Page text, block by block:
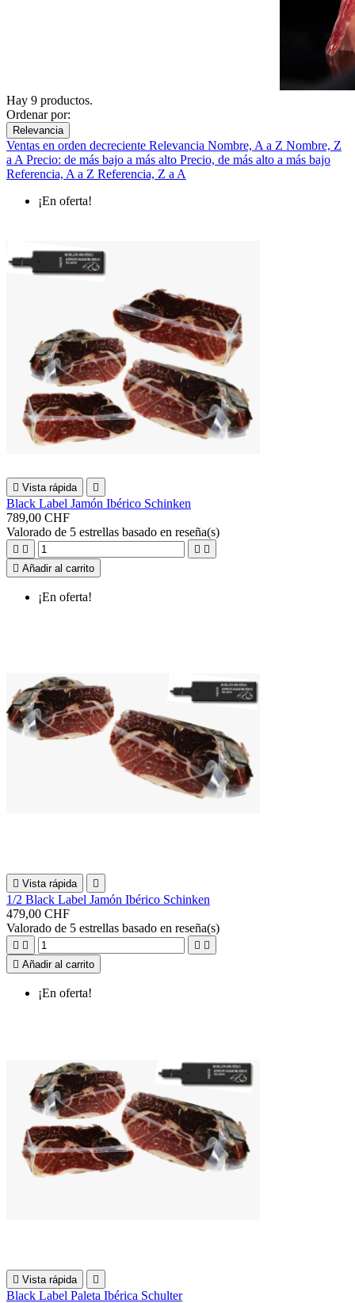
Hay 9 productos.
Ordenar por:
Relevancia
Ventas en orden decreciente Relevancia Nombre, A a Z Nombre, Z
a A Precio: de más bajo a más alto Precio, de más alto a más bajo
Referencia, A a Z Referencia, Z a A
¡En oferta!
 Vista rápida 
Black Label Jamón Ibérico Schinken
789,00 CHF
Valorado de 5 estrellas basado en reseña(s)
   
 Añadir al carrito
¡En oferta!
 Vista rápida 
1/2 Black Label Jamón Ibérico Schinken
479,00 CHF
Valorado de 5 estrellas basado en reseña(s)
   
 Añadir al carrito
¡En oferta!
 Vista rápida 
Black Label Paleta Ibérica Schulter